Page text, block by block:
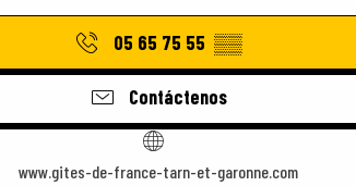
05 65 75 55 ▒▒
Contáctenos
www.gites-de-france-tarn-et-garonne.com